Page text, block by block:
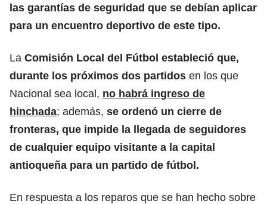
las garantías de seguridad que se debían aplicar
para un encuentro deportivo de este tipo.
La Comisión Local del Fútbol estableció que,
durante los próximos dos partidos en los que
Nacional sea local, no habrá ingreso de
hinchada; además, se ordenó un cierre de
fronteras, que impide la llegada de seguidores
de cualquier equipo visitante a la capital
antioqueña para un partido de fútbol.
En respuesta a los reparos que se han hecho sobre